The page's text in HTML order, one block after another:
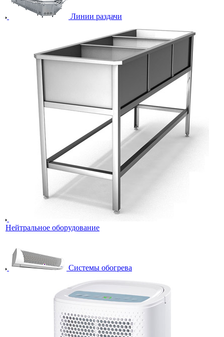
Линии раздачи
Нейтральное оборудование
Системы обогрева